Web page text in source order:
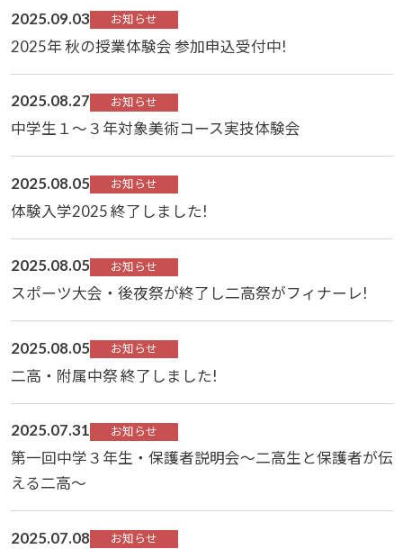
2025.09.03 お知らせ
2025年 秋の授業体験会 参加申込受付中!
2025.08.27 お知らせ
中学生１～３年対象美術コース実技体験会
2025.08.05 お知らせ
体験入学2025 終了しました!
2025.08.05 お知らせ
スポーツ大会・後夜祭が終了し二高祭がフィナーレ!
2025.08.05 お知らせ
二高・附属中祭 終了しました!
2025.07.31 お知らせ
第一回中学３年生・保護者説明会～二高生と保護者が伝
える二高～
2025.07.08 お知らせ